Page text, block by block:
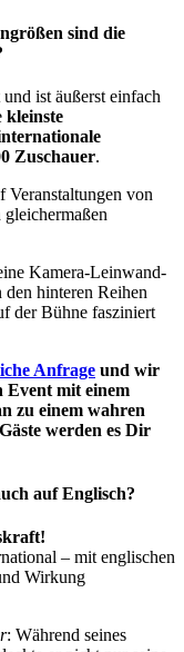
sind die
ist äußerst einfach
kleinste
Zuschauer.
Veranstaltungen von
Kamera-Leinwand-
hinteren Reihen
der Bühne fasziniert
Anfrage und wir
Event mit einem
zu einem wahren
werden es Dir
auf Englisch?
– mit englischen
Wirkung
: Während seines